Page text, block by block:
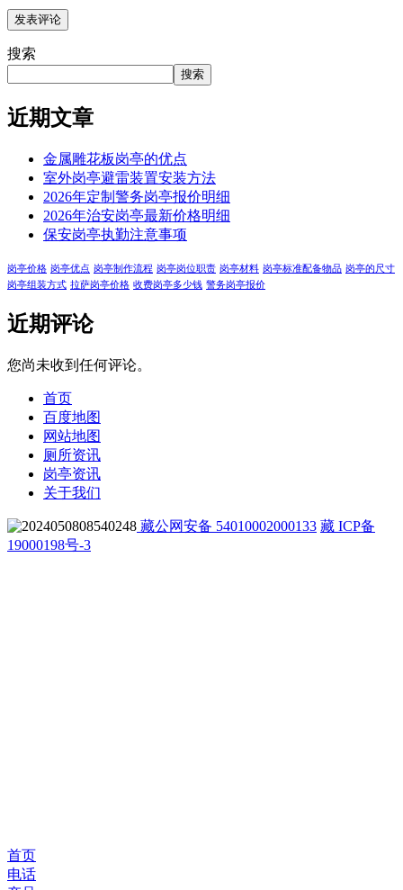
搜索
搜索
近期文章
金属雕花板岗亭的优点
室外岗亭避雷装置安装方法
2026年定制警务岗亭报价明细
2026年治安岗亭最新价格明细
保安岗亭执勤注意事项
岗亭价格 岗亭优点 岗亭制作流程 岗亭岗位职责 岗亭材料 岗亭标准配备物品 岗亭的尺寸
岗亭组装方式 拉萨岗亭价格 收费岗亭多少钱 警务岗亭报价
近期评论
您尚未收到任何评论。
首页
百度地图
网站地图
厕所资讯
岗亭资讯
关于我们
藏公网安备 54010002000133 藏 ICP备
19000198号-3
首页
电话